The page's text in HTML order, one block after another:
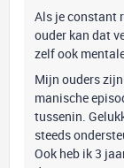
Als je constant
ouder kan dat
zelf ook
Mijn ouders
manische
tussenin.
steeds
Ook heb ik 3